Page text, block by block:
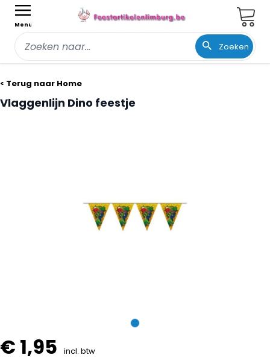
Menu
Zoeken
< Terug naar Home
Vlaggenlijn Dino feestje
€ 1,95 incl. btw